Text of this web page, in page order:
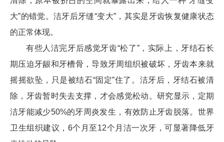
大”的错觉。洁牙后牙缝“变大”，其实是牙齿恢复健康状态
的正常体现。
有些人洁完牙后感觉牙齿“松了”，实际上，牙结石长
期压迫牙龈和牙槽骨，导致牙周组织被破坏，牙齿本来就
摇摇欲坠，只是被结石“固定”住了。洁牙后，牙结石被清
除，牙齿暂时失去支撑，才会感觉松动。研究显示，定期
洁牙能减少50%的牙周炎发生，有效防止牙齿脱落。世界
卫生组织建议，6个月至12个月洁一次牙，可显著降低牙